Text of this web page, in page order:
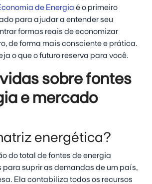
de Energia é o primeiro
para ajudar a entender seu
formas reais de economizar
de forma mais consciente e prática.
o que o futuro reserva para você.
sobre fontes
e mercado
energética?
do total de fontes de energia
suprir as demandas de um país,
Ela contabiliza todos os recursos